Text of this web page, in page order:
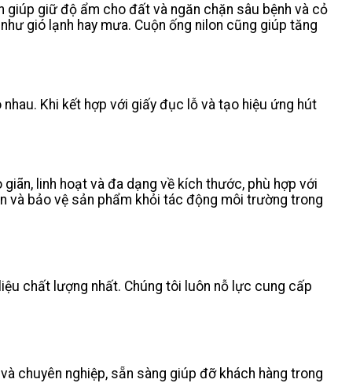
giữ độ ẩm cho đất và ngăn chặn sâu bệnh và cỏ
gió lạnh hay mưa. Cuộn ống nilon cũng giúp tăng
Khi kết hợp với giấy đục lỗ và tạo hiệu ứng hút
linh hoạt và đa dạng về kích thước, phù hợp với
và bảo vệ sản phẩm khỏi tác động môi trường trong
chất lượng nhất. Chúng tôi luôn nỗ lực cung cấp
chuyên nghiệp, sẵn sàng giúp đỡ khách hàng trong